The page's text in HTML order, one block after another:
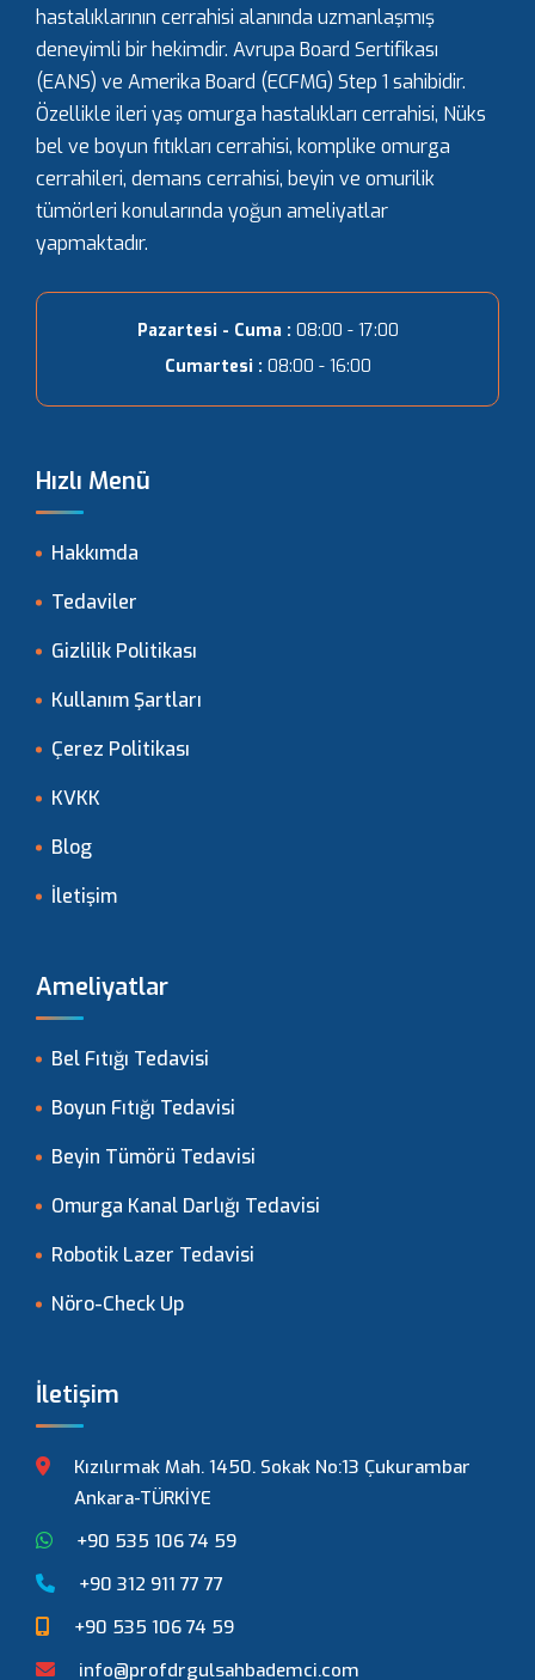
hastalıklarının cerrahisi alanında uzmanlaşmış
deneyimli bir hekimdir. Avrupa Board Sertifikası
(EANS) ve Amerika Board (ECFMG) Step 1 sahibidir.
Özellikle ileri yaş omurga hastalıkları cerrahisi, Nüks
bel ve boyun fıtıkları cerrahisi, komplike omurga
cerrahileri, demans cerrahisi, beyin ve omurilik
tümörleri konularında yoğun ameliyatlar
yapmaktadır.
Pazartesi - Cuma : 08:00 - 17:00
Cumartesi : 08:00 - 16:00
Hızlı Menü
Hakkımda
Tedaviler
Gizlilik Politikası
Kullanım Şartları
Çerez Politikası
KVKK
Blog
İletişim
Ameliyatlar
Bel Fıtığı Tedavisi
Boyun Fıtığı Tedavisi
Beyin Tümörü Tedavisi
Omurga Kanal Darlığı Tedavisi
Robotik Lazer Tedavisi
Nöro-Check Up
İletişim
Kızılırmak Mah. 1450. Sokak No:13 Çukurambar
Ankara-TÜRKİYE
+90 535 106 74 59
+90 312 911 77 77
+90 535 106 74 59
info@profdrgulsahbademci.com